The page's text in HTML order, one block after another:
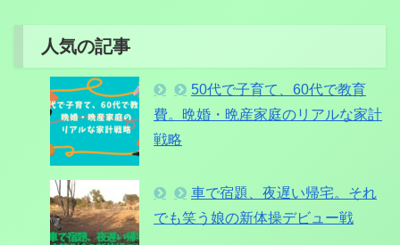
人気の記事
50代で子育て、60代で教育
費。晩婚・晩産家庭のリアルな家計
戦略
車で宿題、夜遅い帰宅。それ
でも笑う娘の新体操デビュー戦